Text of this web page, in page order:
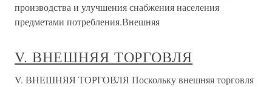
производства и улучшения снабжения населения
предметами потребления.Внешняя
V. ВНЕШНЯЯ ТОРГОВЛЯ
V. ВНЕШНЯЯ ТОРГОВЛЯ Поскольку внешняя торговля